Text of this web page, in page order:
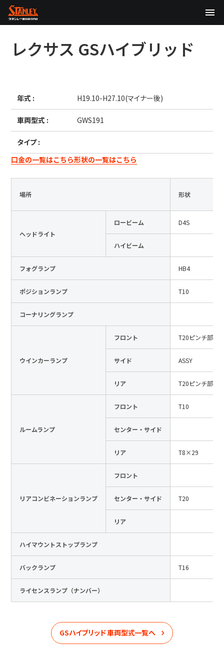
日本語 English 中文
製品検索
全て
VFHY1104P、LLF0111A、ULR4B、SL035
企業情報
テクノロジー
サステナビリティ
株主・投資家情報
ニュース
レクサス GSハイブリッド
年式 : H19.10-H27.10(マイナー後)
車両型式 : GWS191
タイプ :
口金の一覧はこちら形状の一覧はこちら
場所 形状
ヘッドライト
ロービーム D4S
ハイビーム
フォグランプ HB4
ポジションランプ T10
コーナリングランプ
ウインカーランプ
フロント T20ピンチ部違
サイド ASSY
リア T20ピンチ部違
ルームランプ
フロント T10
センター・サイド
リア T8×29
リアコンビネーションランプ
フロント
センター・サイド T20
リア
ハイマウントストップランプ
バックランプ T16
ライセンスランプ（ナンバー）
GSハイブリッド車両型式一覧へ